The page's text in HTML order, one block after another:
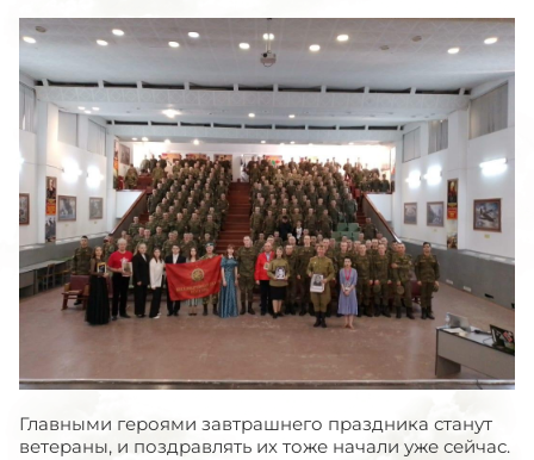
Главными героями завтрашнего праздника станут
ветераны, и поздравлять их тоже начали уже сейчас.